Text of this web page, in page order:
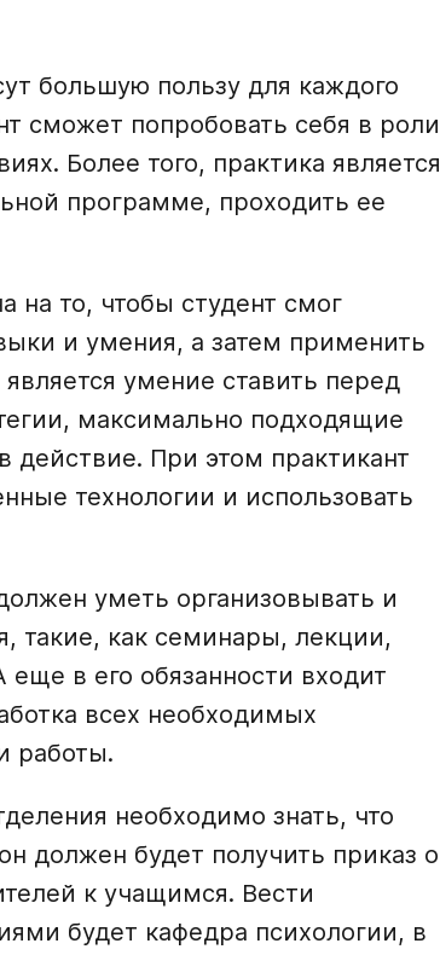
большую пользу для каждого
сможет попробовать себя в роли
Более того, практика является
программе, проходить ее
на то, чтобы студент смог
и умения, а затем применить
умение ставить перед
максимально подходящие
действие. При этом практикант
технологии и использовать
уметь организовывать и
такие, как семинары, лекции,
в его обязанности входит
всех необходимых
работы.
необходимо знать, что
должен будет получить приказ о
к учащимся. Вести
будет кафедра психологии, в